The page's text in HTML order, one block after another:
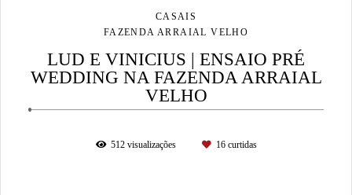
CASAIS
FAZENDA ARRAIAL VELHO
LUD E VINICIUS | ENSAIO PRÉ
WEDDING NA FAZENDA ARRAIAL
VELHO
512visualizações 16curtidas